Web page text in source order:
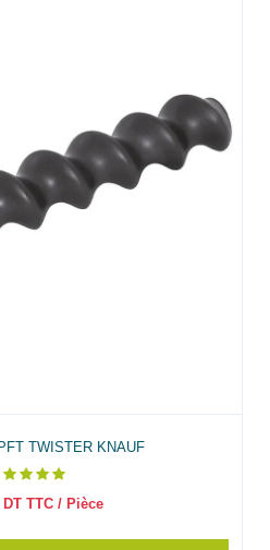
TWISTER KNAUF
DT TTC / Pièce